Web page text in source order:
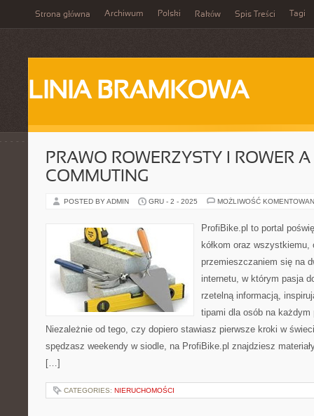
Strona główna Archiwum Polski Raków Spis Treści Tagi
LINIA BRAMKOWA
PRAWO ROWERZYSTY I ROWER
COMMUTING
POSTED BY ADMIN GRU - 2 - 2025 MOŻLIWOŚĆ
ProfiBike.pl to portal
kółkom oraz
przemieszczaniem się na
internetu, w którym pasja
rzetelną informacją,
tipami dla osób na
Niezależnie od tego, czy dopiero stawiasz pierwsze kroki w
spędzasz weekendy w siodle, na ProfiBike.pl znajdziesz
[…]
CATEGORIES: NIERUCHOMOŚCI